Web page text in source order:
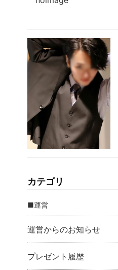
カテゴリ
■運営
運営からのお知らせ
プレゼント履歴